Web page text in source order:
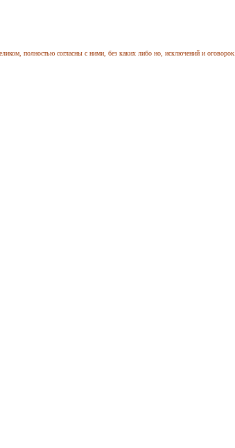
полностью согласны с ними, без каких либо но, исключений и оговорок.